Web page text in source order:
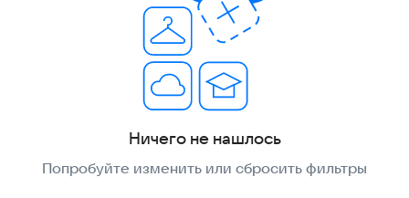
Ничего не нашлось
Попробуйте изменить или сбросить фильтры